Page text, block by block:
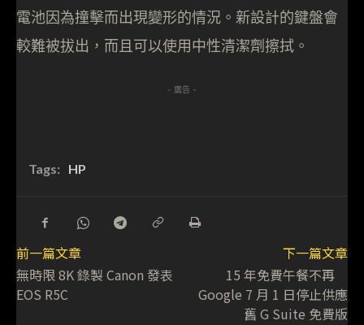
電池因為撞擊而出現變形的情況。新設計的鍵盤會
較難被拔出，而且可以使用中性清潔劑擦拭。
- 廣告 -
Tags: HP
前一篇文章
無時限 8K 錄製 Canon 發表
EOS R5C
下一篇文章
15 年免費午餐不再
Google 7 月 1 日停止供應
舊 G Suite 免費版